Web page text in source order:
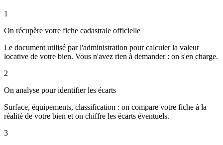
1
On récupère votre fiche cadastrale officielle
Le document utilisé par l'administration pour calculer la valeur
locative de votre bien. Vous n'avez rien à demander : on s'en charge.
2
On analyse pour identifier les écarts
Surface, équipements, classification : on compare votre fiche à la
réalité de votre bien et on chiffre les écarts éventuels.
3